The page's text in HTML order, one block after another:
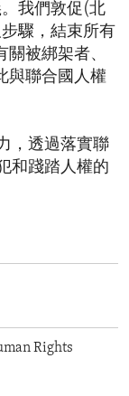
我們敦促(北
驟，結束所有
被綁架者、
與聯合國人權
，透過落實聯
和踐踏人權的
Rights